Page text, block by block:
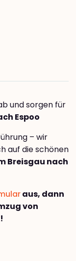
und sorgen für
Espoo
– wir
auf die schönen
Breisgau nach
aus, dann
von